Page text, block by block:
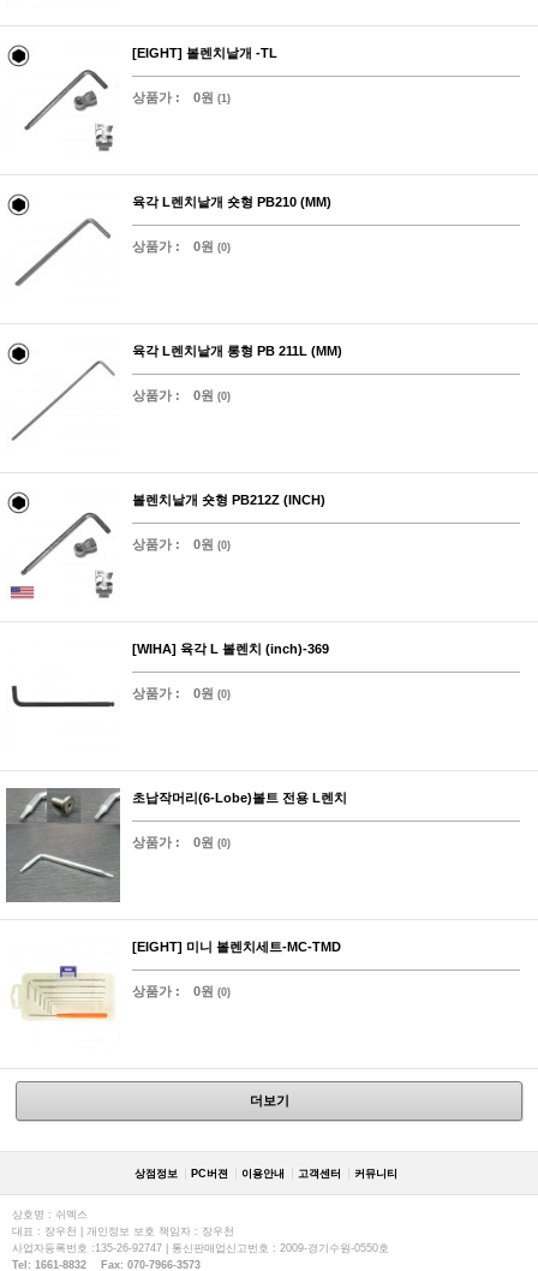
[EIGHT] 볼렌치낱개 -TL
상품가 : 0원 (1)
육각 L렌치낱개 숏형 PB210 (MM)
상품가 : 0원 (0)
육각 L렌치낱개 롱형 PB 211L (MM)
상품가 : 0원 (0)
볼렌치낱개 숏형 PB212Z (INCH)
상품가 : 0원 (0)
[WIHA] 육각 L 볼렌치 (inch)-369
상품가 : 0원 (0)
초납작머리(6-Lobe)볼트 전용 L렌치
상품가 : 0원 (0)
[EIGHT] 미니 볼렌치세트-MC-TMD
상품가 : 0원 (0)
더보기
상점정보 PC버젼 이용안내 고객센터 커뮤니티
상호명 : 쉬멕스
대표 : 장우천 | 개인정보 보호 책임자 : 장우천
사업자등록번호 :135-26-92747 | 통신판매업신고번호 : 2009-경기수원-0550호
Tel: 1661-8832 Fax: 070-7966-3573